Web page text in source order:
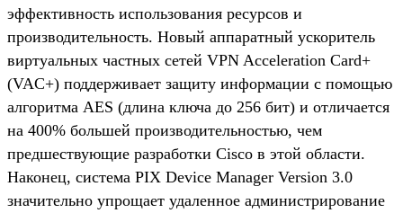
эффективность использования ресурсов и
производительность. Новый аппаратный ускоритель
виртуальных частных сетей VPN Acceleration Card+
(VAC+) поддерживает защиту информации с помощью
алгоритма AES (длина ключа до 256 бит) и отличается
на 400% большей производительностью, чем
предшествующие разработки Cisco в этой области.
Наконец, система PIX Device Manager Version 3.0
значительно упрощает удаленное администрирование